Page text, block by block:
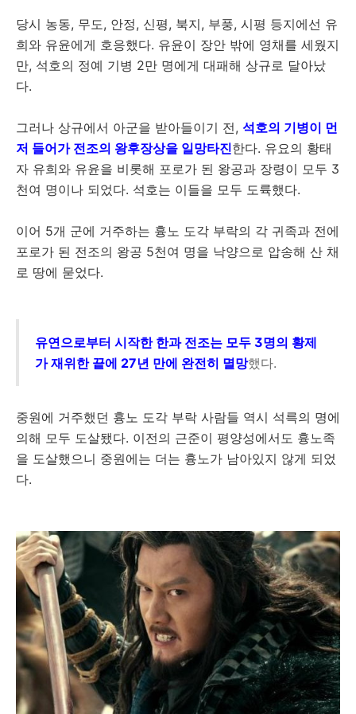
당시 농동, 무도, 안정, 신평, 북지, 부풍, 시평 등지에선 유
희와 유윤에게 호응했다. 유윤이 장안 밖에 영채를 세웠지
만, 석호의 정예 기병 2만 명에게 대패해 상규로 달아났
다.
그러나 상규에서 아군을 받아들이기 전, 석호의 기병이 먼
저 들어가 전조의 왕후장상을 일망타진한다. 유요의 황태
자 유희와 유윤을 비롯해 포로가 된 왕공과 장령이 모두 3
천여 명이나 되었다. 석호는 이들을 모두 도륙했다.
이어 5개 군에 거주하는 흉노 도각 부락의 각 귀족과 전에
포로가 된 전조의 왕공 5천여 명을 낙양으로 압송해 산 채
로 땅에 묻었다.
유연으로부터 시작한 한과 전조는 모두 3명의 황제
가 재위한 끝에 27년 만에 완전히 멸망했다.
중원에 거주했던 흉노 도각 부락 사람들 역시 석륵의 명에
의해 모두 도살됐다. 이전의 근준이 평양성에서도 흉노족
을 도살했으니 중원에는 더는 흉노가 남아있지 않게 되었
다.